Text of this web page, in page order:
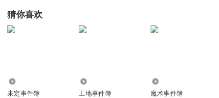
猜你喜欢
未定事件簿 工地事件簿 魔术事件簿